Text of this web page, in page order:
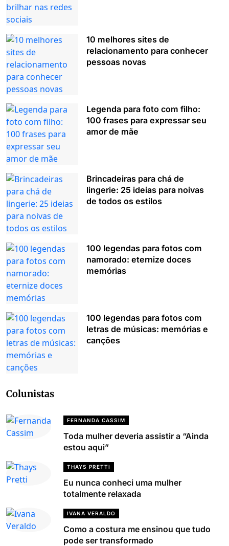
10 melhores sites de
relacionamento para conhecer
pessoas novas
Legenda para foto com filho:
100 frases para expressar seu
amor de mãe
Brincadeiras para chá de
lingerie: 25 ideias para noivas
de todos os estilos
100 legendas para fotos com
namorado: eternize doces
memórias
100 legendas para fotos com
letras de músicas: memórias e
canções
Colunistas
FERNANDA CASSIM
Toda mulher deveria assistir a “Ainda
estou aqui”
THAYS PRETTI
Eu nunca conheci uma mulher
totalmente relaxada
IVANA VERALDO
Como a costura me ensinou que tudo
pode ser transformado